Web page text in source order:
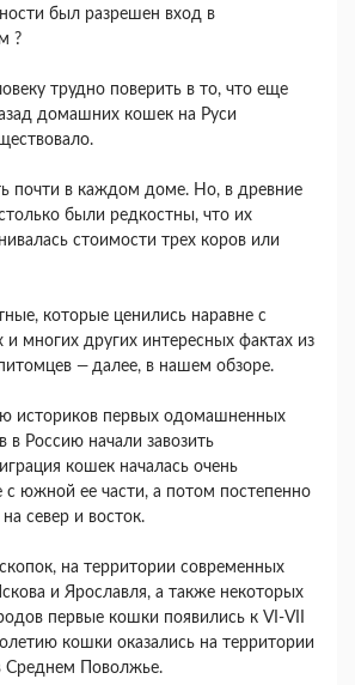
был разрешен вход в
?
трудно поверить в то, что еще
домашних кошек на Руси
почти в каждом доме. Но, в древние
были редкостны, что их
стоимости трех коров или
которые ценились наравне с
многих других интересных фактах из
— далее, в нашем обзоре.
историков первых одомашненных
в Россию начали завозить
кошек началась очень
с южной ее части, а потом постепенно
север и восток.
на территории современных
и Ярославля, а также некоторых
первые кошки появились к VI-VII
кошки оказались на территории
Среднем Поволжье.